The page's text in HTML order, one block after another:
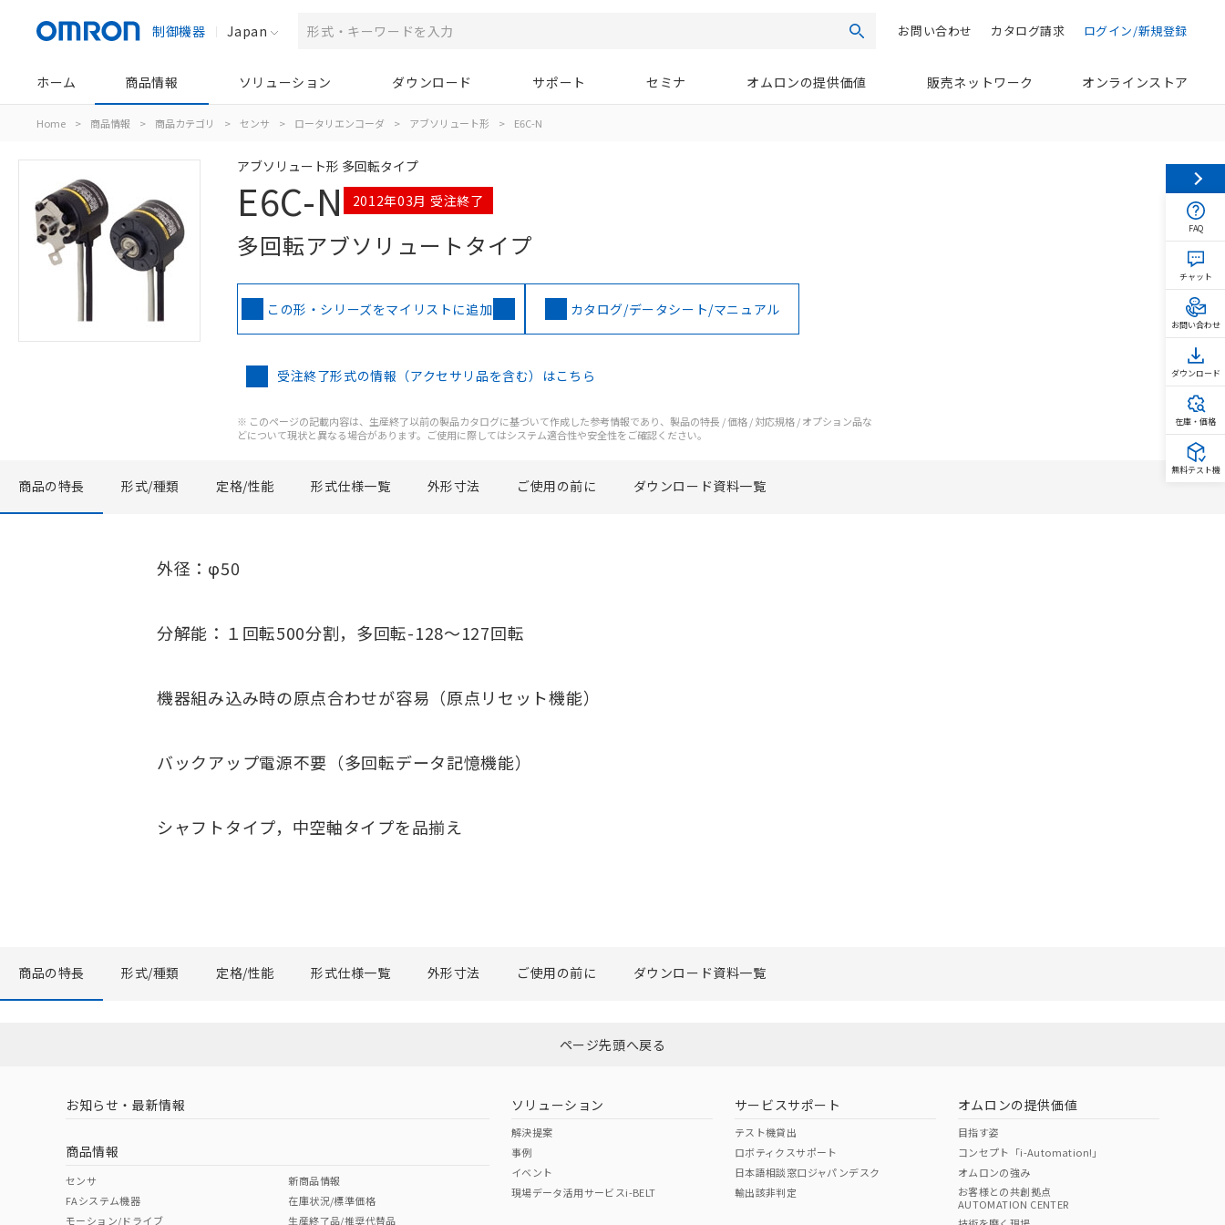
制御機器 Japan 検索 ログイン/新規登録
カタログ請求
お問い合わせ
ホーム 商品情報 ソリューション ダウンロード サポート セミナ オムロンの提供価値 販売ネットワーク オンラインストア
Home > 商品情報 > 商品カテゴリ > センサ > ロータリエンコーダ > アブソリュート形 > E6C-N
アブソリュート形 多回転タイプ
E6C-N 2012年03月 受注終了
多回転アブソリュートタイプ
この形・シリーズをマイリストに追加 カタログ/データシート/マニュアル
受注終了形式の情報（アクセサリ品を含む）はこちら
※ このページの記載内容は、生産終了以前の製品カタログに基づいて作成した参考情報であり、製品の特長 / 価格 / 対応規格 / オプション品な
どについて現状と異なる場合があります。ご使用に際してはシステム適合性や安全性をご確認ください。
商品の特長 形式/種類 定格/性能 形式仕様一覧 外形寸法 ご使用の前に ダウンロード資料一覧
外径：φ50
分解能：１回転500分割，多回転-128～127回転
機器組み込み時の原点合わせが容易（原点リセット機能）
バックアップ電源不要（多回転データ記憶機能）
シャフトタイプ，中空軸タイプを品揃え
商品の特長 形式/種類 定格/性能 形式仕様一覧 外形寸法 ご使用の前に ダウンロード資料一覧
ページ先頭へ戻る
お知らせ・最新情報
商品情報
センサ
FAシステム機器
モーション/ドライブ
新商品情報
在庫状況/標準価格
生産終了品/推奨代替品
ソリューション
解決提案
事例
イベント
現場データ活用サービスi-BELT
サービスサポート
テスト機貸出
ロボティクスサポート
日本語相談窓口ジャパンデスク
輸出該非判定
オムロンの提供価値
目指す姿
コンセプト「i-Automation!」
オムロンの強み
お客様との共創拠点
AUTOMATION CENTER
FAQ
チャット
お問い合わせ
ダウンロード
在庫・価格
無料テスト機